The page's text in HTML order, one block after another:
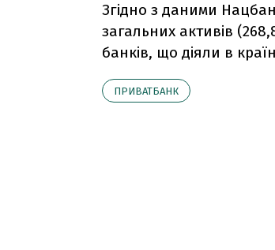
Згідно з даними
загальних активів
банків, що діяли в
ПРИВАТБАНК